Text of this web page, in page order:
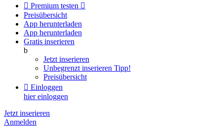
 Premium testen 
Preisübersicht
App herunterladen
App herunterladen
Gratis inserieren
b
Jetzt inserieren
Unbegrenzt inserieren Tipp!
Preisübersicht
 Einloggen
hier einloggen
Jetzt inserieren
Anmelden